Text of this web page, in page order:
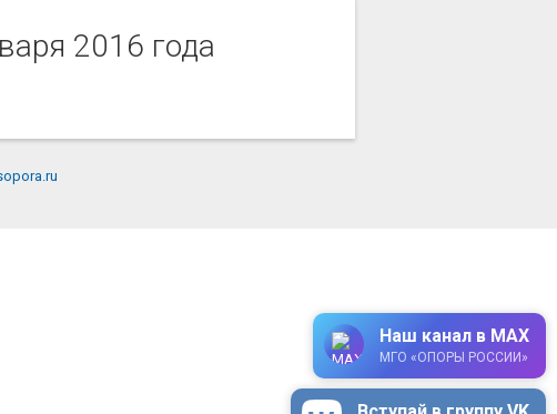
2016 года
Наш канал в MAX
МГО «ОПОРЫ РОССИИ»